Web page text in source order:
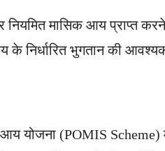
मासिक आय प्राप्त
के निर्धारित भुगतान की
योजना (POMIS Scheme)